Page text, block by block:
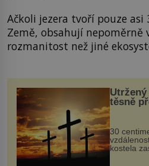
Ačkoli jezera tvoří pouze asi
Země, obsahují nepoměrně
rozmanitost než jiné
Utržený
těsně
30
kostela